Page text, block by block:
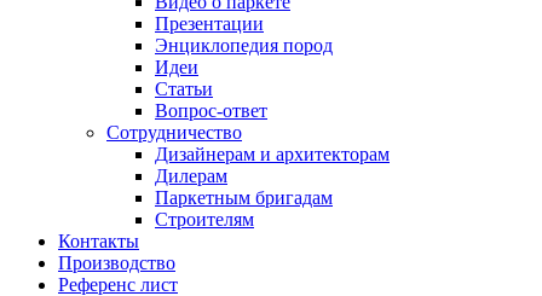
Презентации
Энциклопедия пород
Идеи
Статьи
Вопрос-ответ
Сотрудничество
Дизайнерам и архитекторам
Дилерам
Паркетным бригадам
Строителям
Контакты
Производство
Референс лист